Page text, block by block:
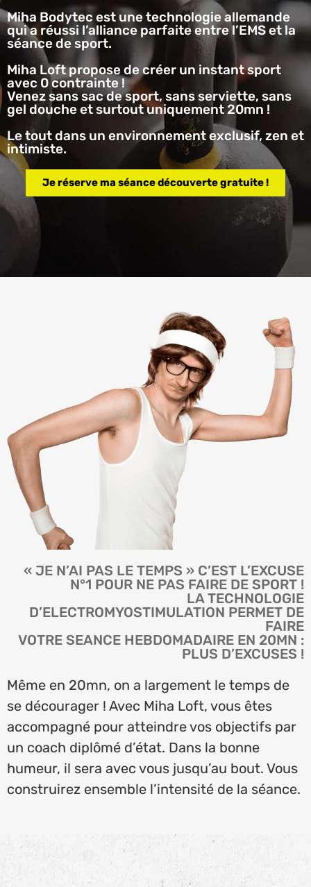
Miha Bodytec est une technologie allemande
qui a réussi l’alliance parfaite entre l’EMS et la
séance de sport.
Miha Loft propose de créer un instant sport
avec 0 contrainte !
Venez sans sac de sport, sans serviette, sans
gel douche et surtout uniquement 20mn !
Le tout dans un environnement exclusif, zen et
intimiste.
Je réserve ma séance découverte gratuite !
« JE N’AI PAS LE TEMPS » C’EST L’EXCUSE
N°1 POUR NE PAS FAIRE DE SPORT !
LA TECHNOLOGIE
D’ELECTROMYOSTIMULATION PERMET DE
FAIRE
VOTRE SEANCE HEBDOMADAIRE EN 20MN :
PLUS D’EXCUSES !
Même en 20mn, on a largement le temps de
se décourager ! Avec Miha Loft, vous êtes
accompagné pour atteindre vos objectifs par
un coach diplômé d’état. Dans la bonne
humeur, il sera avec vous jusqu’au bout. Vous
construirez ensemble l’intensité de la séance.